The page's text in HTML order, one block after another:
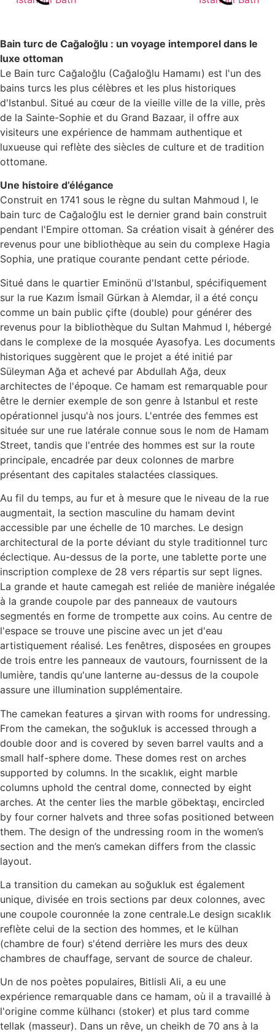
Bain turc de Cağaloğlu : un voyage intemporel dans le
luxe ottoman
Le Bain turc Cağaloğlu (Cağaloğlu Hamamı) est l'un des
bains turcs les plus célèbres et les plus historiques
d'Istanbul. Situé au cœur de la vieille ville de la ville, près
de la Sainte-Sophie et du Grand Bazaar, il offre aux
visiteurs une expérience de hammam authentique et
luxueuse qui reflète des siècles de culture et de tradition
ottomane.
Une histoire d’élégance
Construit en 1741 sous le règne du sultan Mahmoud I, le
bain turc de Cağaloğlu est le dernier grand bain construit
pendant l'Empire ottoman. Sa création visait à générer des
revenus pour une bibliothèque au sein du complexe Hagia
Sophia, une pratique courante pendant cette période.
Situé dans le quartier Eminönü d'Istanbul, spécifiquement
sur la rue Kazım İsmail Gürkan à Alemdar, il a été conçu
comme un bain public çifte (double) pour générer des
revenus pour la bibliothèque du Sultan Mahmud I, hébergé
dans le complexe de la mosquée Ayasofya. Les documents
historiques suggèrent que le projet a été initié par
Süleyman Ağa et achevé par Abdullah Ağa, deux
architectes de l'époque. Ce hamam est remarquable pour
être le dernier exemple de son genre à Istanbul et reste
opérationnel jusqu'à nos jours. L'entrée des femmes est
située sur une rue latérale connue sous le nom de Hamam
Street, tandis que l'entrée des hommes est sur la route
principale, encadrée par deux colonnes de marbre
présentant des capitales stalactées classiques.
Au fil du temps, au fur et à mesure que le niveau de la rue
augmentait, la section masculine du hamam devint
accessible par une échelle de 10 marches. Le design
architectural de la porte déviant du style traditionnel turc
éclectique. Au-dessus de la porte, une tablette porte une
inscription complexe de 28 vers répartis sur sept lignes.
La grande et haute camegah est reliée de manière inégalée
à la grande coupole par des panneaux de vautours
segmentés en forme de trompette aux coins. Au centre de
l'espace se trouve une piscine avec un jet d'eau
artistiquement réalisé. Les fenêtres, disposées en groupes
de trois entre les panneaux de vautours, fournissent de la
lumière, tandis qu'une lanterne au-dessus de la coupole
assure une illumination supplémentaire.
The camekan features a şirvan with rooms for undressing.
From the camekan, the soğukluk is accessed through a
double door and is covered by seven barrel vaults and a
small half-sphere dome. These domes rest on arches
supported by columns. In the sıcaklık, eight marble
columns uphold the central dome, connected by eight
arches. At the center lies the marble göbektaşı, encircled
by four corner halvets and three sofas positioned between
them. The design of the undressing room in the women’s
section and the men’s camekan differs from the classic
layout.
La transition du camekan au soğukluk est également
unique, divisée en trois sections par deux colonnes, avec
une coupole couronnée la zone centrale.Le design sıcaklık
reflète celui de la section des hommes, et le külhan
(chambre de four) s'étend derrière les murs des deux
chambres de chauffage, servant de source de chaleur.
Un de nos poètes populaires, Bitlisli Ali, a eu une
expérience remarquable dans ce hamam, où il a travaillé à
l'origine comme külhancı (stoker) et plus tard comme
tellak (masseur). Dans un rêve, un cheikh de 70 ans à la